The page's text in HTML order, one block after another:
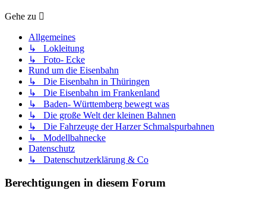
Gehe zu
Allgemeines
↳ Lokleitung
↳ Foto- Ecke
Rund um die Eisenbahn
↳ Die Eisenbahn in Thüringen
↳ Die Eisenbahn im Frankenland
↳ Baden- Württemberg bewegt was
↳ Die große Welt der kleinen Bahnen
↳ Die Fahrzeuge der Harzer Schmalspurbahnen
↳ Modellbahnecke
Datenschutz
↳ Datenschutzerklärung & Co
Berechtigungen in diesem Forum